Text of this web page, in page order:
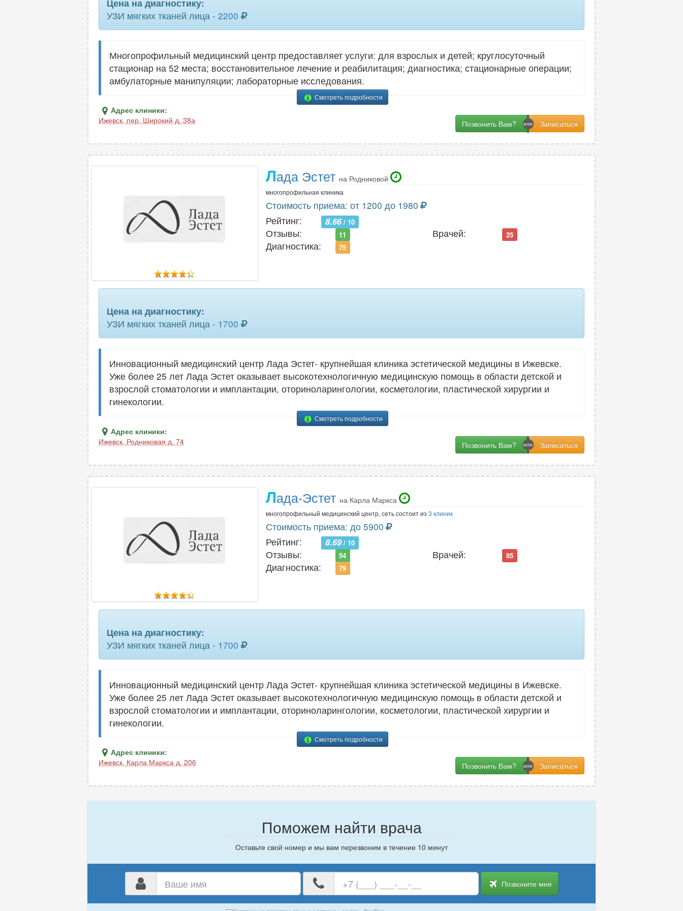
щитовидной железы 20 эластография печени 12 эластография щитовидной железы
Цена на диагностику:
УЗИ мягких тканей лица - 2200
Многопрофильный медицинский центр предоставляет услуги: для взрослых и детей; круглосуточный
стационар на 52 места; восстановительное лечение и реабилитация; диагностика; стационарные операции;
амбулаторные манипуляции; лабораторные исследования.
Смотреть подробности
Адрес клиники:
Ижевск, пер. Широкий д. 38а Позвонить Вам?
Лада Эстет на Родниковой
многопрофильная клиника
Стоимость приема: от 1200 до 1980
Рейтинг:
8.66/ 10
Отзывы: 11 Врачей: 25
Диагностика: 75
Цена на диагностику:
УЗИ мягких тканей лица - 1700
Инновационный медицинский центр Лада Эстет- крупнейшая клиника эстетической медицины в Ижевске.
Уже более 25 лет Лада Эстет оказывает высокотехнологичную медицинскую помощь в области детской и
взрослой стоматологии и имплантации, оториноларингологии, косметологии, пластической хирургии и
гинекологии.
Смотреть подробности
Адрес клиники:
Ижевск, Родниковая д. 74 Позвонить Вам?
Лада-Эстет на Карла Маркса
многопрофильный медицинский центр, сеть состоит из 3 клиник
Стоимость приема: до 5900
Рейтинг:
8.69/ 10
Отзывы: 54 Врачей: 85
Диагностика: 79
Цена на диагностику:
УЗИ мягких тканей лица - 1700
Инновационный медицинский центр Лада Эстет- крупнейшая клиника эстетической медицины в Ижевске.
Уже более 25 лет Лада Эстет оказывает высокотехнологичную медицинскую помощь в области детской и
взрослой стоматологии и имплантации, оториноларингологии, косметологии, пластической хирургии и
гинекологии.
Смотреть подробности
Адрес клиники:
Ижевск, Карла Маркса д. 206 Позвонить Вам?
Поможем найти врача
Оставьте свой номер и мы вам перезвоним в течение 10 минут
номер
телефона
Позвоните мне